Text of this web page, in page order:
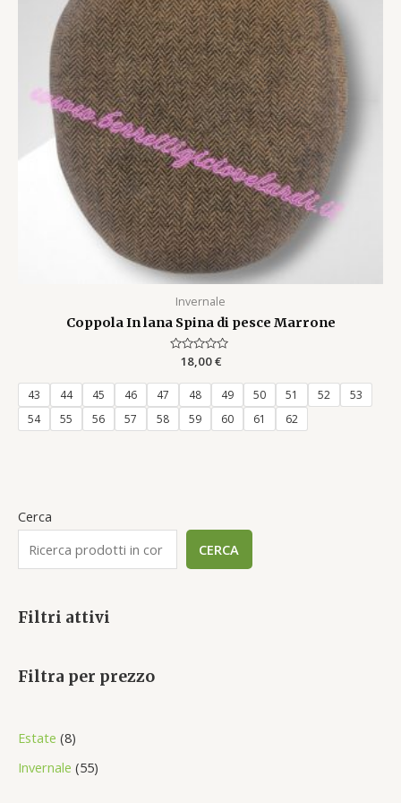
Cerca
CERCA
Filtri attivi
Filtra per prezzo
Estate 88
p
Invernale 555
Invernale
Coppola In lana Spina di pesce Marrone
Rated
out
18,00€
43 44 45 46 47 48 49 50 51 52
53
54
55 56 57 58 59 60 61 62